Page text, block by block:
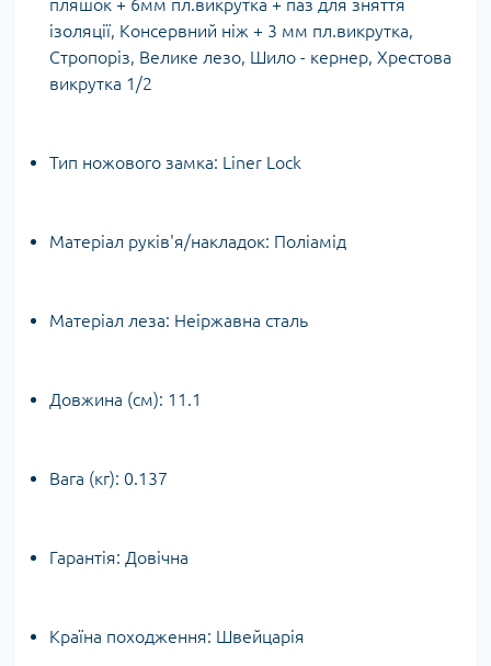
пляшок + 6мм пл.викрутка + паз для зняття
ізоляції, Консервний ніж + 3 мм пл.викрутка,
Стропоріз, Велике лезо, Шило - кернер, Хрестова
викрутка 1/2
Тип ножового замка: Liner Lock
Матеріал руків'я/накладок: Поліамід
Матеріал леза: Неіржавна сталь
Довжина (cм): 11.1
Вага (кг): 0.137
Гарантія: Довічна
Країна походження: Швейцарія